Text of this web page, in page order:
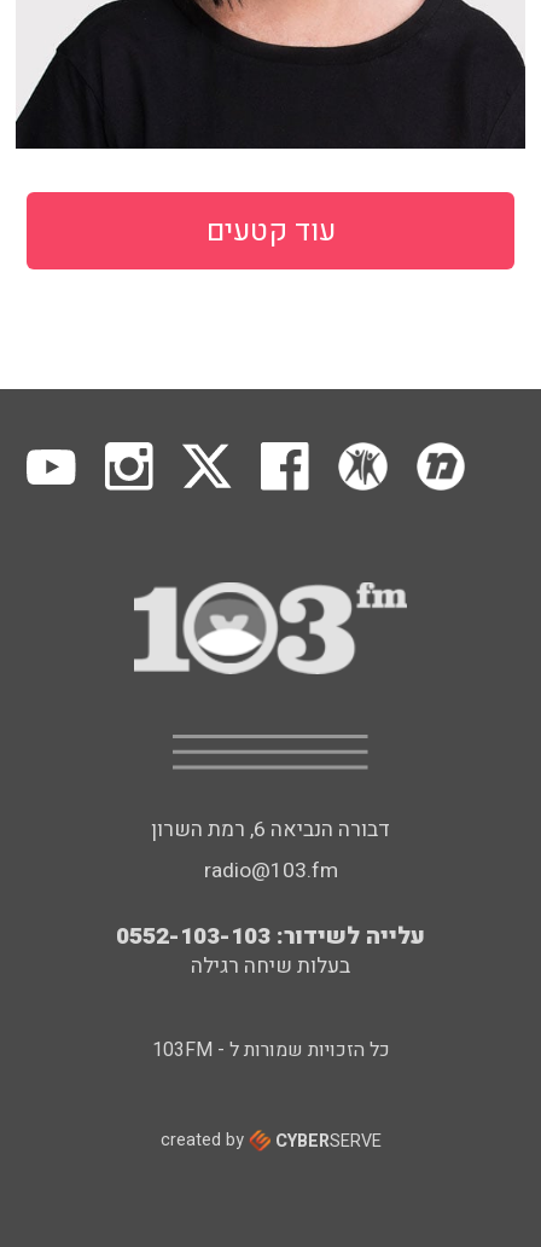
עוד קטעים
דבורה הנביאה 6, רמת השרון
radio@103.fm
עלייה לשידור: 0552-103-103
בעלות שיחה רגילה
כל הזכויות שמורות ל - 103FM
created by CYBERSERVE